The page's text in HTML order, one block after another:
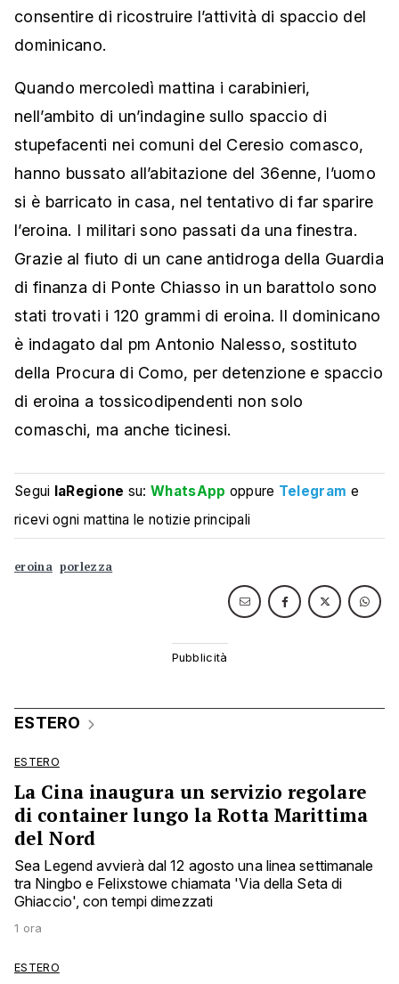
consentire di ricostruire l’attività di spaccio del
dominicano.
Quando mercoledì mattina i carabinieri,
nell’ambito di un’indagine sullo spaccio di
stupefacenti nei comuni del Ceresio comasco,
hanno bussato all’abitazione del 36enne, l’uomo
si è barricato in casa, nel tentativo di far sparire
l’eroina. I militari sono passati da una finestra.
Grazie al fiuto di un cane antidroga della Guardia
di finanza di Ponte Chiasso in un barattolo sono
stati trovati i 120 grammi di eroina. Il dominicano
è indagato dal pm Antonio Nalesso, sostituto
della Procura di Como, per detenzione e spaccio
di eroina a tossicodipendenti non solo
comaschi, ma anche ticinesi.
Segui laRegione su:WhatsApp oppure Telegram e
ricevi ogni mattina le notizie principali
eroina porlezza
ESTERO
ESTERO
La Cina inaugura un servizio regolare
di container lungo la Rotta Marittima
del Nord
Sea Legend avvierà dal 12 agosto una linea settimanale
tra Ningbo e Felixstowe chiamata 'Via della Seta di
Ghiaccio', con tempi dimezzati
1 ora
ESTERO